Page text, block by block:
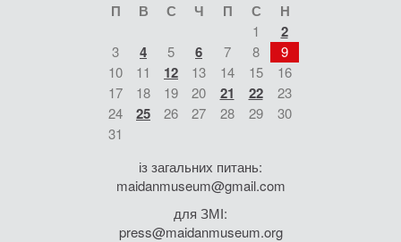
П В С Ч П С Н
1 2
3 4 5 6 7 8
9
10
11 12 13 14 15
16
17
18 19 20 21 22
23
24
25 26 27 28 29
30
31
із загальних питань:
maidanmuseum@gmail.com
для ЗМІ:
press@maidanmuseum.org